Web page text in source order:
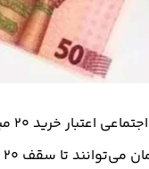
تومانی دریافت می‌کنند.